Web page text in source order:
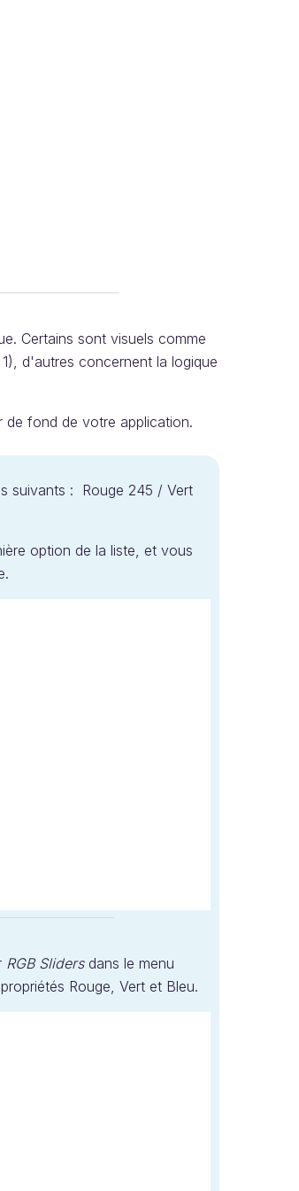
Certains sont visuels comme
d'autres concernent la logique
fond de votre application.
suivants : Rouge 245 / Vert
option de la liste, et vous
RGB Sliders dans le menu
Rouge, Vert et Bleu.